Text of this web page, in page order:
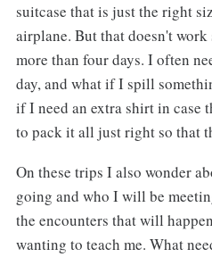
suitcase that is just the right
airplane. But that doesn't
more than four days. I often
day, and what if I spill
if I need an extra shirt in case
to pack it all just right so that
On these trips I also wonder
going and who I will be
the encounters that will
wanting to teach me. What